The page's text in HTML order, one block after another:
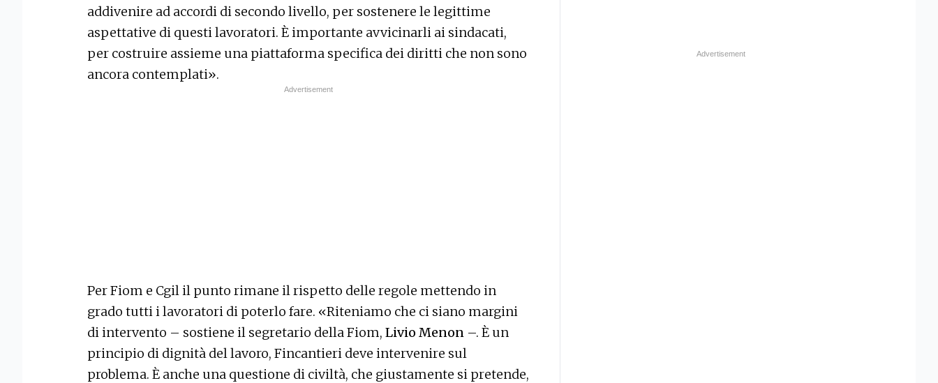
addivenire ad accordi di secondo livello, per sostenere le legittime
aspettative di questi lavoratori. È importante avvicinarli ai sindacati,
per costruire assieme una piattaforma specifica dei diritti che non sono
ancora contemplati».
Per Fiom e Cgil il punto rimane il rispetto delle regole mettendo in
grado tutti i lavoratori di poterlo fare. «Riteniamo che ci siano margini
di intervento – sostiene il segretario della Fiom, Livio Menon –. È un
principio di dignità del lavoro, Fincantieri deve intervenire sul
problema. È anche una questione di civiltà, che giustamente si pretende,